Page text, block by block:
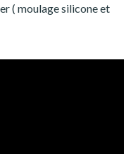
( moulage silicone et